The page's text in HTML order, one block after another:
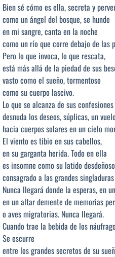
Bien sé cómo es ella, secreta y
como un ángel del bosque, se hunde
en mi sangre, canta en la noche
como un río que corre debajo de las
Pero lo que invoca, lo que rescata,
está más allá de la piedad de sus
vasto como el sueño, tormentoso
como su cuerpo lascivo.
Lo que se alcanza de sus confesiones
desnuda los deseos, súplicas, un vuelo
hacia cuerpos solares en un cielo
El viento es tibio en sus cabellos,
en su garganta herida. Todo en ella
es insomne como su latido
consagrado a las grandes
Nunca llegará donde la esperas, en
en un altar demente de memorias
o aves migratorias. Nunca llegará.
Cuando trae la bebida de los
Se escurre
entre los grandes secretos de su